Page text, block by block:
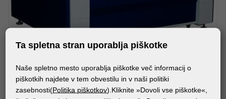
STROJI
WIDLASER C1000
Ta spletna stran uporablja piškotke
Naše spletno mesto uporablja piškotke več informacij o
piškotkih najdete v tem obvestilu in v naši politiki
zasebnosti(Politika piškotkov).Kliknite »Dovoli vse piškotke«,